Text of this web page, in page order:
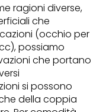
ragioni diverse,
che
(occhio per
possiamo
che portano
si possono
della coppia